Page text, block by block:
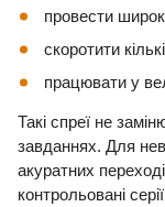
провести
скоротити
працювати у
Такі спреї не
завданнях. Для
акуратних
контрольовані